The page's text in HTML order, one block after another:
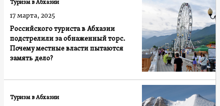
Российского туриста в Абхазии
подстрелили за обнаженный торс.
Почему местные власти пытаются
замять дело?
Туризм в Абхазии
17 марта, 2025
Туризм в Абхазии